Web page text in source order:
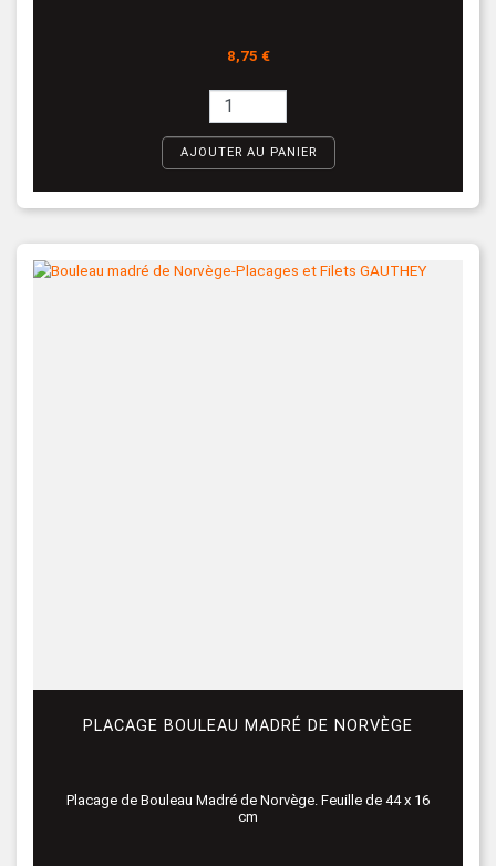
Prix
8,75 €
AJOUTER AU PANIER
PLACAGE BOULEAU MADRÉ DE NORVÈGE
Placage de Bouleau Madré de Norvège. Feuille de 44 x 16
cm